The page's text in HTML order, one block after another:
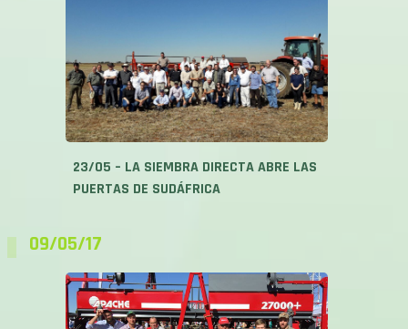
23/05 – LA SIEMBRA DIRECTA ABRE LAS
PUERTAS DE SUDÁFRICA
09/05/17